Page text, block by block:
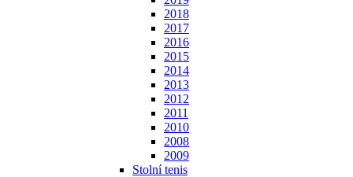
2018
2017
2016
2015
2014
2013
2012
2011
2010
2008
2009
Stolní tenis